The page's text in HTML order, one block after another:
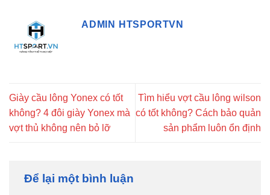
ADMIN HTSPORTVN
Giày cầu lông Yonex có tốt
không? 4 đôi giày Yonex mà
vợt thủ không nên bỏ lỡ
Tìm hiểu vợt cầu lông wilson
có tốt không? Cách bảo quản
sản phẩm luôn ổn định
Để lại một bình luận